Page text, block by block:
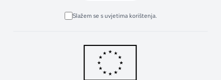
Slažem se s uvjetima korištenja.